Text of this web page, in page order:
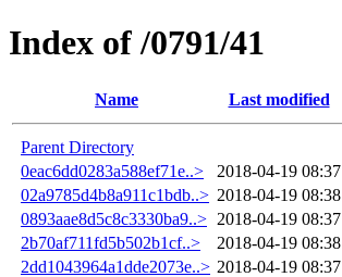
Index of /0791/41
Name Last modified
Parent Directory
0eac6dd0283a588ef71e..>
2018-04-19 08:37
02a9785d4b8a911c1bdb..> 2018-04-19 08:38
0893aae8d5c8c3330ba9..> 2018-04-19 08:37
2b70af711fd5b502b1cf..>
2018-04-19 08:38
2dd1043964a1dde2073e..> 2018-04-19 08:37